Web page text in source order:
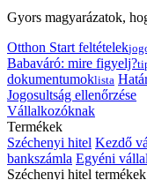
Gyors magyarázatok,
Otthon Start feltételek
Babaváró: mire figyelj?
dokumentumoklista
Jogosultság ellenőrzése
Vállalkozóknak
Termékek
Széchenyi hitel Kezdő
bankszámla Egyéni
Széchenyi hitel termékek